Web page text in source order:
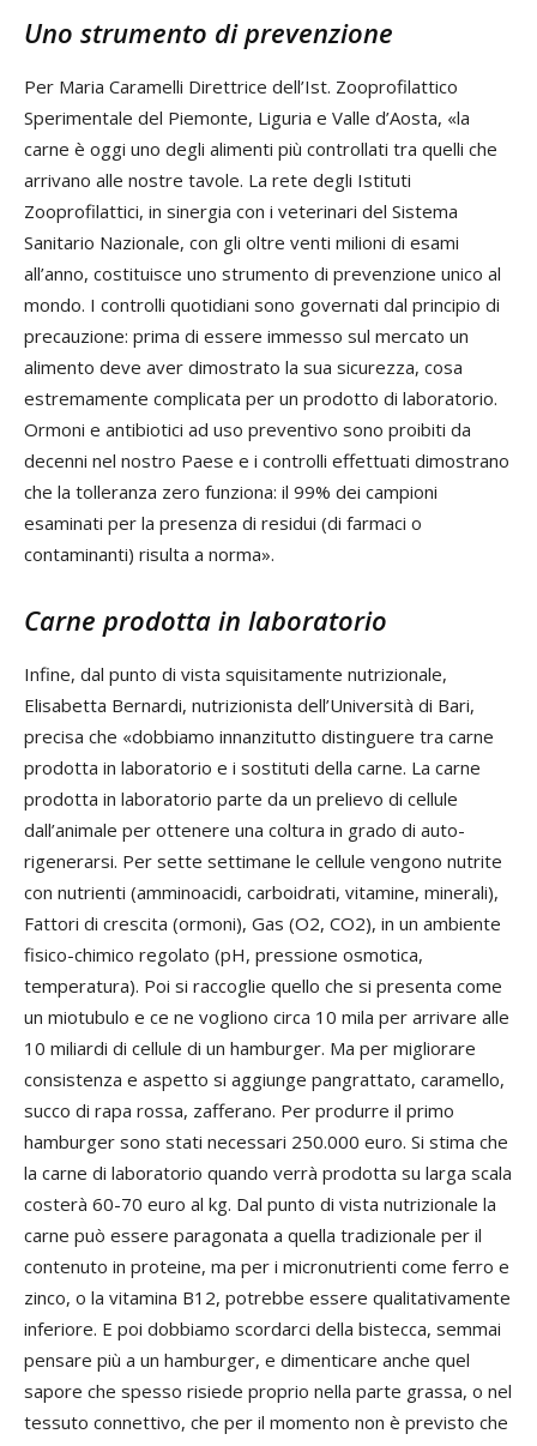
Uno strumento di prevenzione
Per Maria Caramelli Direttrice dell’Ist. Zooprofilattico
Sperimentale del Piemonte, Liguria e Valle d’Aosta, «la
carne è oggi uno degli alimenti più controllati tra quelli che
arrivano alle nostre tavole. La rete degli Istituti
Zooprofilattici, in sinergia con i veterinari del Sistema
Sanitario Nazionale, con gli oltre venti milioni di esami
all’anno, costituisce uno strumento di prevenzione unico al
mondo. I controlli quotidiani sono governati dal principio di
precauzione: prima di essere immesso sul mercato un
alimento deve aver dimostrato la sua sicurezza, cosa
estremamente complicata per un prodotto di laboratorio.
Ormoni e antibiotici ad uso preventivo sono proibiti da
decenni nel nostro Paese e i controlli effettuati dimostrano
che la tolleranza zero funziona: il 99% dei campioni
esaminati per la presenza di residui (di farmaci o
contaminanti) risulta a norma».
Carne prodotta in laboratorio
Infine, dal punto di vista squisitamente nutrizionale,
Elisabetta Bernardi, nutrizionista dell’Università di Bari,
precisa che «dobbiamo innanzitutto distinguere tra carne
prodotta in laboratorio e i sostituti della carne. La carne
prodotta in laboratorio parte da un prelievo di cellule
dall’animale per ottenere una coltura in grado di auto-
rigenerarsi. Per sette settimane le cellule vengono nutrite
con nutrienti (amminoacidi, carboidrati, vitamine, minerali),
Fattori di crescita (ormoni), Gas (O2, CO2), in un ambiente
fisico-chimico regolato (pH, pressione osmotica,
temperatura). Poi si raccoglie quello che si presenta come
un miotubulo e ce ne vogliono circa 10 mila per arrivare alle
10 miliardi di cellule di un hamburger. Ma per migliorare
consistenza e aspetto si aggiunge pangrattato, caramello,
succo di rapa rossa, zafferano. Per produrre il primo
hamburger sono stati necessari 250.000 euro. Si stima che
la carne di laboratorio quando verrà prodotta su larga scala
costerà 60-70 euro al kg. Dal punto di vista nutrizionale la
carne può essere paragonata a quella tradizionale per il
contenuto in proteine, ma per i micronutrienti come ferro e
zinco, o la vitamina B12, potrebbe essere qualitativamente
inferiore. E poi dobbiamo scordarci della bistecca, semmai
pensare più a un hamburger, e dimenticare anche quel
sapore che spesso risiede proprio nella parte grassa, o nel
tessuto connettivo, che per il momento non è previsto che